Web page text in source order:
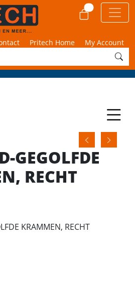
Pritech Home My Account
GEGOLFDE
RECHT